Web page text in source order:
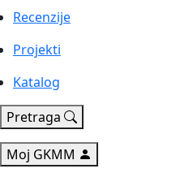
Recenzije
Projekti
Katalog
Pretraga
Moj GKMM